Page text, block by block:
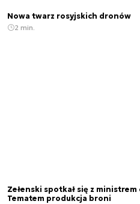
Nowa twarz rosyjskich dronów
2 min.
Zełenski spotkał się z
Tematem produkcja broni